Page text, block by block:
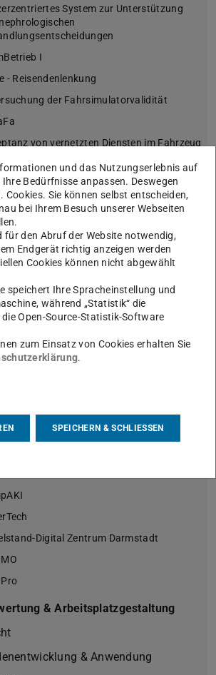
System zur Unterstützung
I
- Reisendenlenkung
der Fahrsimulatorvalidität
von vernetzten Diensten im Fahrzeug
& Usability
von Flugzeug- und Fahrzeugsitzen
von medizinischen Produkten
Digital Zentrum Darmstadt
& Flexibilität
Woche
Digital Zentrum Darmstadt
& Arbeitsplatzgestaltung
& Anwendung
und das Nutzungserlebnis auf
Ihre Bedürfnisse anpassen. Deswegen
Cookies. Sie können selbst entscheiden,
bei Ihrem Besuch unserer Webseiten
für den Abruf der Website notwendig,
Endgerät richtig anzeigen werden
Cookies können nicht abgewählt
speichert Ihre Spracheinstellung und
während „Statistik“ die
Open-Source-Statistik-Software
zum Einsatz von Cookies erhalten Sie
.
SPEICHERN & SCHLIESSEN